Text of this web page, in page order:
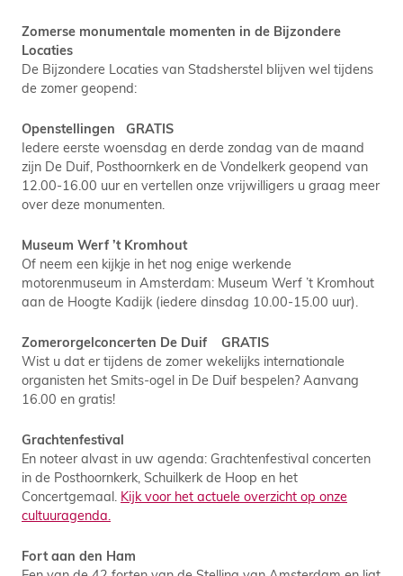
Zomerse monumentale momenten in de Bijzondere
Locaties
De Bijzondere Locaties van Stadsherstel blijven wel tijdens
de zomer geopend:
Openstellingen GRATIS
Iedere eerste woensdag en derde zondag van de maand
zijn De Duif, Posthoornkerk en de Vondelkerk geopend van
12.00-16.00 uur en vertellen onze vrijwilligers u graag meer
over deze monumenten.
Museum Werf ’t Kromhout
Of neem een kijkje in het nog enige werkende
motorenmuseum in Amsterdam: Museum Werf ’t Kromhout
aan de Hoogte Kadijk (iedere dinsdag 10.00-15.00 uur).
Zomerorgelconcerten De Duif GRATIS
Wist u dat er tijdens de zomer wekelijks internationale
organisten het Smits-ogel in De Duif bespelen? Aanvang
16.00 en gratis!
Grachtenfestival
En noteer alvast in uw agenda: Grachtenfestival concerten
in de Posthoornkerk, Schuilkerk de Hoop en het
Concertgemaal. Kijk voor het actuele overzicht op onze
cultuuragenda.
Fort aan den Ham